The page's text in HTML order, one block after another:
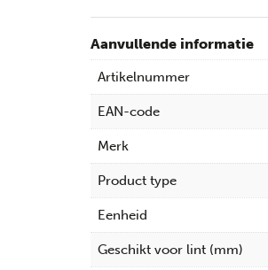
Aanvullende informatie
Artikelnummer
EAN-code
Merk
Product type
Eenheid
Geschikt voor lint (mm)